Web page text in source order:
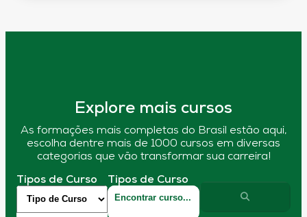
Explore mais cursos
As formações mais completas do Brasil estão aqui,
escolha dentre mais de 1000 cursos em diversas
categorias que vão transformar sua carreira!
Tipos de Curso Tipos de Curso